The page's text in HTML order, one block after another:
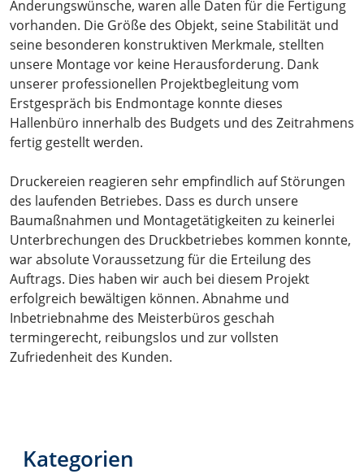
Änderungswünsche, waren alle Daten für die Fertigung
vorhanden. Die Größe des Objekt, seine Stabilität und
seine besonderen konstruktiven Merkmale, stellten
unsere Montage vor keine Herausforderung. Dank
unserer professionellen Projektbegleitung vom
Erstgespräch bis Endmontage konnte dieses
Hallenbüro innerhalb des Budgets und des Zeitrahmens
fertig gestellt werden.
Druckereien reagieren sehr empfindlich auf Störungen
des laufenden Betriebes. Dass es durch unsere
Baumaßnahmen und Montagetätigkeiten zu keinerlei
Unterbrechungen des Druckbetriebes kommen konnte,
war absolute Voraussetzung für die Erteilung des
Auftrags. Dies haben wir auch bei diesem Projekt
erfolgreich bewältigen können. Abnahme und
Inbetriebnahme des Meisterbüros geschah
termingerecht, reibungslos und zur vollsten
Zufriedenheit des Kunden.
Kategorien